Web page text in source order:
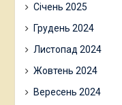
Січень 2025
Грудень 2024
Листопад 2024
Жовтень 2024
Вересень 2024